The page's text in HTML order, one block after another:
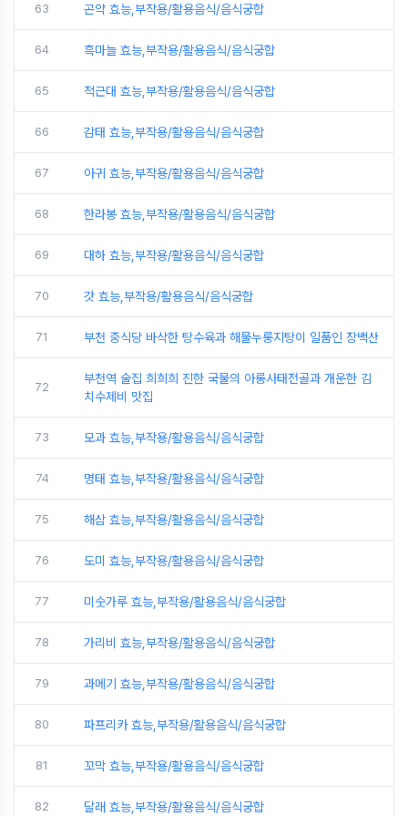
63 곤약 효능,부작용/활용음식/음식궁합
64 흑마늘 효능,부작용/활용음식/음식궁합
65 적근대 효능,부작용/활용음식/음식궁합
66 감태 효능,부작용/활용음식/음식궁합
67 아귀 효능,부작용/활용음식/음식궁합
68 한라봉 효능,부작용/활용음식/음식궁합
69 대하 효능,부작용/활용음식/음식궁합
70 갓 효능,부작용/활용음식/음식궁합
71 부천 중식당 바삭한 탕수육과 해물누룽지탕이 일품인 장백산
72
부천역 술집 희희희 진한 국물의 아롱사태전골과 개운한 김
치수제비 맛집
73 모과 효능,부작용/활용음식/음식궁합
74 명태 효능,부작용/활용음식/음식궁합
75 해삼 효능,부작용/활용음식/음식궁합
76 도미 효능,부작용/활용음식/음식궁합
77 미숫가루 효능,부작용/활용음식/음식궁합
78 가리비 효능,부작용/활용음식/음식궁합
79 과메기 효능,부작용/활용음식/음식궁합
80 파프리카 효능,부작용/활용음식/음식궁합
81 꼬막 효능,부작용/활용음식/음식궁합
82 달래 효능,부작용/활용음식/음식궁합